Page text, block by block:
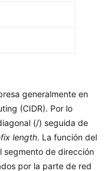
generalmente en
(CIDR). Por lo
(/) seguida de
length. La función del
segmento de dirección
por la parte de red